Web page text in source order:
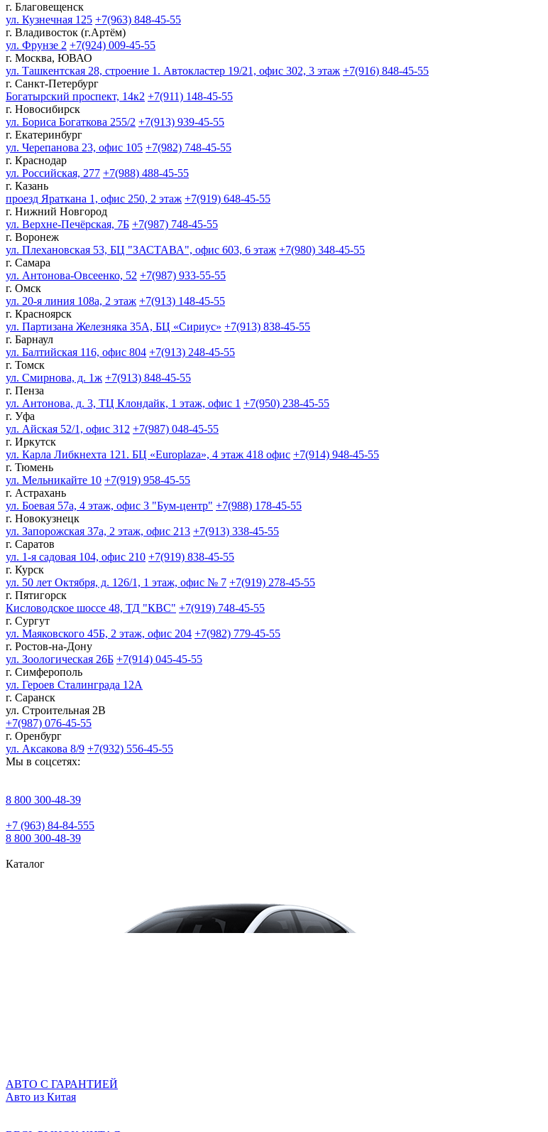
г. Благовещенск
ул. Кузнечная 125 +7(963) 848-45-55
г. Владивосток (г.Артём)
ул. Фрунзе 2 +7(924) 009-45-55
г. Москва, ЮВАО
ул. Ташкентская 28, строение 1. Автокластер 19/21, офис 302, 3 этаж +7(916) 848-45-55
г. Санкт-Петербург
Богатырский проспект, 14к2 +7(911) 148-45-55
г. Новосибирск
ул. Бориса Богаткова 255/2 +7(913) 939-45-55
г. Екатеринбург
ул. Черепанова 23, офис 105 +7(982) 748-45-55
г. Краснодар
ул. Российская, 277 +7(988) 488-45-55
г. Казань
проезд Яраткана 1, офис 250, 2 этаж +7(919) 648-45-55
г. Нижний Новгород
ул. Верхне-Печёрская, 7Б +7(987) 748-45-55
г. Воронеж
ул. Плехановская 53, БЦ "ЗАСТАВА", офис 603, 6 этаж +7(980) 348-45-55
г. Самара
ул. Антонова-Овсеенко, 52 +7(987) 933-55-55
г. Омск
ул. 20-я линия 108а, 2 этаж +7(913) 148-45-55
г. Красноярск
ул. Партизана Железняка 35А, БЦ «Сириус» +7(913) 838-45-55
г. Барнаул
ул. Балтийская 116, офис 804 +7(913) 248-45-55
г. Томск
ул. Смирнова, д. 1ж +7(913) 848-45-55
г. Пенза
ул. Антонова, д. 3, ТЦ Клондайк, 1 этаж, офис 1 +7(950) 238-45-55
г. Уфа
ул. Айская 52/1, офис 312 +7(987) 048-45-55
г. Иркутск
ул. Карла Либкнехта 121. БЦ «Europlaza», 4 этаж 418 офис +7(914) 948-45-55
г. Тюмень
ул. Мельникайте 10 +7(919) 958-45-55
г. Астрахань
ул. Боевая 57а, 4 этаж, офис 3 "Бум-центр" +7(988) 178-45-55
г. Новокузнецк
ул. Запорожская 37а, 2 этаж, офис 213 +7(913) 338-45-55
г. Саратов
ул. 1-я садовая 104, офис 210 +7(919) 838-45-55
г. Курск
ул. 50 лет Октября, д. 126/1, 1 этаж, офис № 7 +7(919) 278-45-55
г. Пятигорск
Кисловодское шоссе 48, ТД "КВС" +7(919) 748-45-55
г. Сургут
ул. Маяковского 45Б, 2 этаж, офис 204 +7(982) 779-45-55
г. Ростов-на-Дону
ул. Зоологическая 26Б +7(914) 045-45-55
г. Симферополь
ул. Героев Сталинграда 12А
г. Саранск
ул. Строительная 2В
+7(987) 076-45-55
г. Оренбург
ул. Аксакова 8/9 +7(932) 556-45-55
Мы в соцсетях:
8 800 300‑48‑39
+7 (963) 84‑84‑555
8 800 300‑48‑39
Каталог
АВТО С ГАРАНТИЕЙ
Авто из Китая